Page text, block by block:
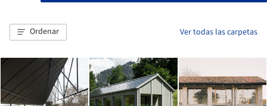
Ordenar Ver todas las carpetas